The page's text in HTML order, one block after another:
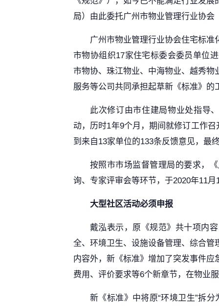
局）由此委托广州市物业管理行业协
广州市物业管理行业协会住宅标
市物协组织17家住宅标委会委员单位
市物协、珠江物业、中海物业、越秀
服务等公司共同承担起草新《标准》的
此次修订由市住建局物业处指导
动，历时1年9个月，期间就修订工作
到来自13家单位的133条反馈意见，最
按照市市场监督管理局的要求，
询、专家评审会等环节，于2020年11月
大型社区活动必须申报
戴泓表示，原《规范》共十项内
全、环境卫生、设施设备管理、综合
内容外，新《标准》增加了突发事件
费用、评价要求等6个新章节，在物业
新《标准》中将原“环境卫生”拆分